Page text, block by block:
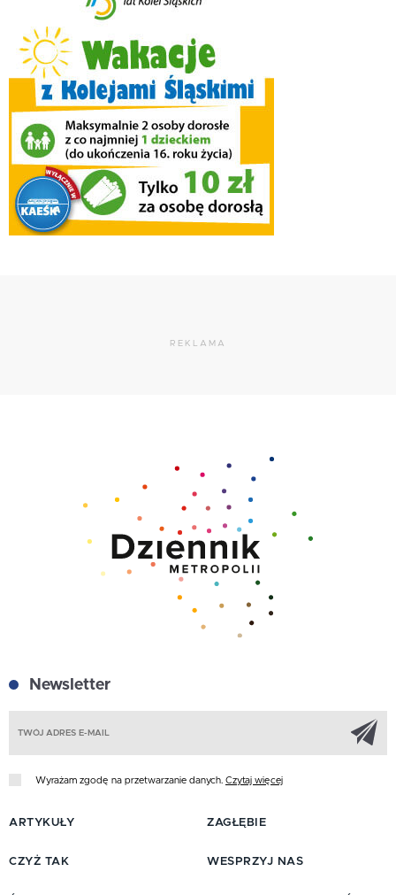
REKLAMA
Newsletter
Wyrażam zgodę na przetwarzanie danych. Czytaj więcej
ARTYKUŁY
CZYŻ TAK
ZAGŁĘBIE
WESPRZYJ NAS